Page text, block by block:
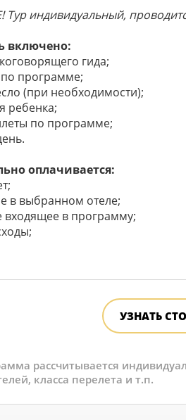
индивидуальный,
включено:
гида;
программе;
(при необходимости);
ребенка;
по программе;
оплачивается:
в выбранном отеле;
входящее в программу;
УЗНАТЬ
рассчитывается
класса перелета и т.п.